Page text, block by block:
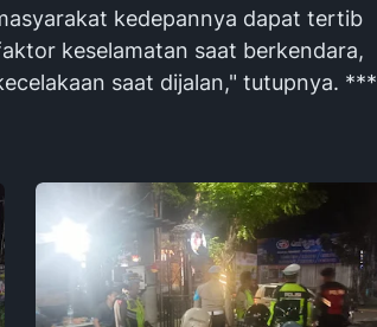
kedepannya dapat tertib
keselamatan saat berkendara,
saat dijalan," tutupnya. ***